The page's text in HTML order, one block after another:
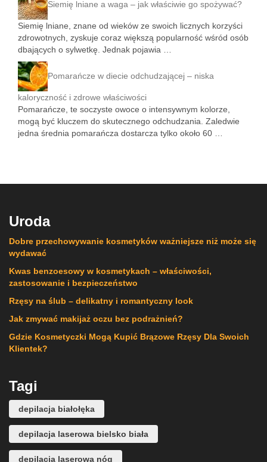
Siemię lniane a waga – jak właściwie go spożywać?
Siemię lniane, znane od wieków ze swoich licznych korzyści
zdrowotnych, zyskuje coraz większą popularność wśród osób
dbających o sylwetkę. Jednak pojawia …
Pomarańcze w diecie odchudzającej – niska
kaloryczność i zdrowe właściwości
Pomarańcze, te soczyste owoce o intensywnym kolorze,
mogą być kluczem do skutecznego odchudzania. Zaledwie
jedna średnia pomarańcza dostarcza tylko około 60 …
Uroda
Dobre przechowywanie kosmetyków ważniejsze niż może się
wydawać
Kwas benzoesowy w kosmetykach – właściwości,
zastosowanie i bezpieczeństwo
Rzęsy na ślub – delikatny i romantyczny look
Jak zmywać makijaż oczu bez podrażnień?
Gdzie Kosmetyczki Mogą Kupić Brązowe Rzęsy Dla Swoich
Klientek?
Tagi
depilacja białołęka
depilacja laserowa bielsko biała
depilacja laserowa nóg